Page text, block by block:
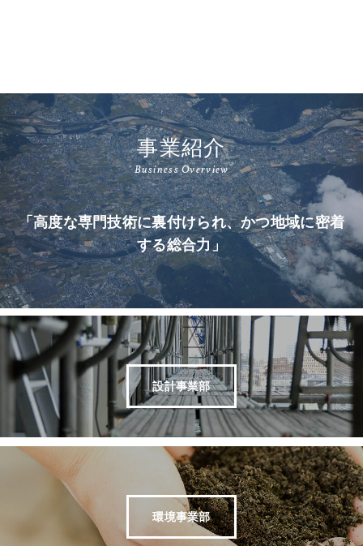
事業紹介
Business Overview
「高度な専門技術に裏付けられ、かつ地域に密着
する総合力」
設計事業部
環境事業部